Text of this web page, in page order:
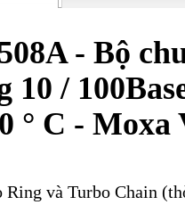
- Bộ
10 /
° C - Moxa
Ring và Turbo Chain